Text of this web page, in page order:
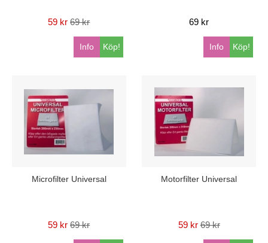
59 kr 69 kr
Köp!
Info
69 kr
Köp!
Info
Microfilter Universal
59 kr 69 kr
Motorfilter Universal
59 kr 69 kr